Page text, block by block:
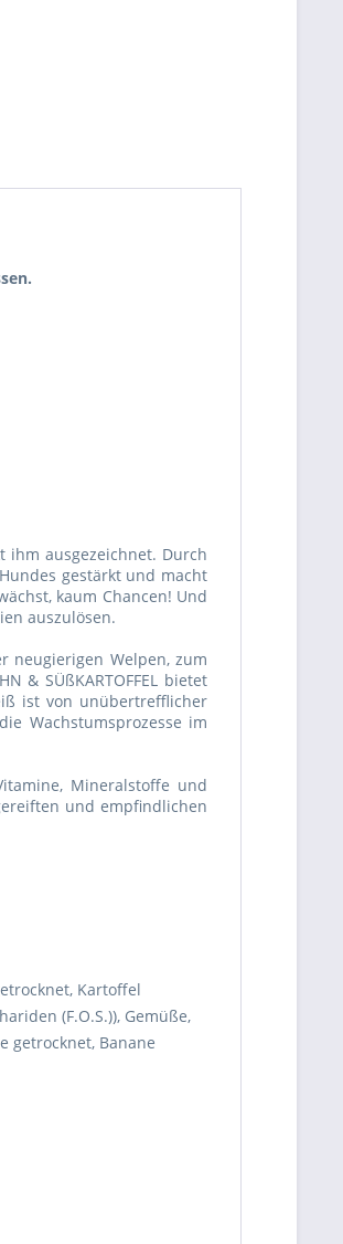
ihm ausgezeichnet. Durch
gestärkt und macht
kaum Chancen! Und
auszulösen.
neugierigen Welpen, zum
& SÜßKARTOFFEL bietet
ist von unübertrefflicher
Wachstumsprozesse im
Mineralstoffe und
und empfindlichen
Kartoffel
(F.O.S.)), Gemüße,
getrocknet, Banane